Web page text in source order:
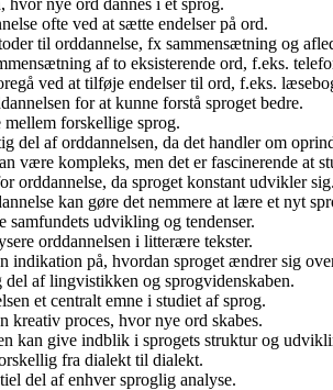
ofte ved at sætte endelser på ord.
til orddannelse, fx sammensætning og
af to eksisterende ord, f.eks.
ved at tilføje endelser til ord, f.eks.
for at kunne forstå sproget bedre.
forskellige sprog.
del af orddannelsen, da det handler om
være kompleks, men det er fascinerende at
orddannelse, da sproget konstant udvikler sig.
kan gøre det nemmere at lære et nyt
samfundets udvikling og tendenser.
orddannelsen i litterære tekster.
indikation på, hvordan sproget ændrer sig
del af lingvistikken og sprogvidenskaben.
et centralt emne i studiet af sprog.
kreativ proces, hvor nye ord skabes.
kan give indblik i sprogets struktur og
fra dialekt til dialekt.
del af enhver sproglig analyse.